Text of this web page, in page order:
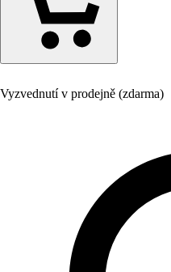
Vyzvednutí v prodejně (zdarma)